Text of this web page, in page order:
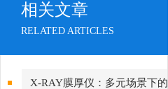
相关文章
RELATED ARTICLES
X-RAY膜厚仪：多元场景下的